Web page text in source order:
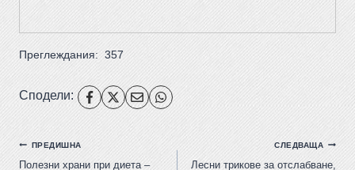
Преглеждания: 357
Сподели:
ПРЕДИШНА
Полезни храни при диета –
СЛЕДВАЩА
Лесни трикове за отслабване,